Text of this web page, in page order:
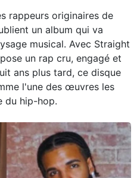
rappeurs originaires de
un album qui va
musical. Avec Straight
un rap cru, engagé et
ans plus tard, ce disque
l'une des œuvres les
du hip-hop.